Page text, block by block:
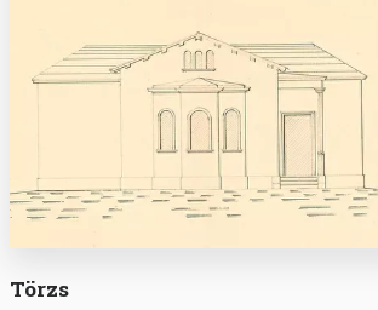
Törzs